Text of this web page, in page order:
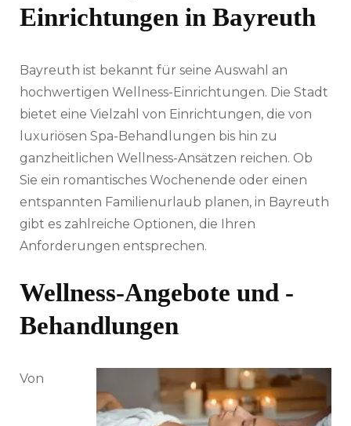
Einrichtungen in Bayreuth
Bayreuth ist bekannt für seine Auswahl an
hochwertigen Wellness-Einrichtungen. Die Stadt
bietet eine Vielzahl von Einrichtungen, die von
luxuriösen Spa-Behandlungen bis hin zu
ganzheitlichen Wellness-Ansätzen reichen. Ob
Sie ein romantisches Wochenende oder einen
entspannten Familienurlaub planen, in Bayreuth
gibt es zahlreiche Optionen, die Ihren
Anforderungen entsprechen.
Wellness-Angebote und -
Behandlungen
Von